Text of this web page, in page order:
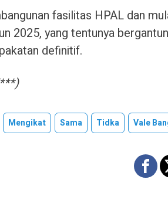
fasilitas HPAL dan
2025, yang tentunya
definitif.
Mengikat Sama Tidka Vale